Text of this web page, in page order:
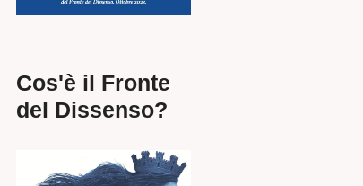
Cos'è il Fronte
del Dissenso?